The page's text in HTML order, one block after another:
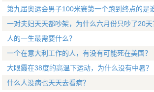
第九届奥运会男子100米赛第一个跑到终点的是
一对夫妇天天都吵架，为什么六月份只吵了20天
人的一生最需要什么？
一个在意大利工作的人，有没有可能死在美国？
大眼霞在38度的高温下运动，为什么没有中暑？
什么人没病也天天去看病？